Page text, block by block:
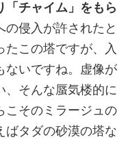
「チャイム」をもら
の侵入が許されたと
たこの塔ですが、入
ないですね。虚像が
、そんな蜃気楼的に
こそのミラージュの
ばタダの砂漠の塔な